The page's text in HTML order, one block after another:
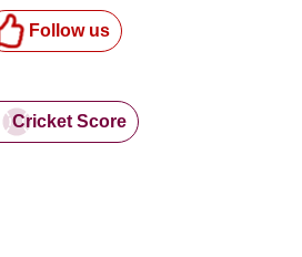
Follow us
Cricket Score